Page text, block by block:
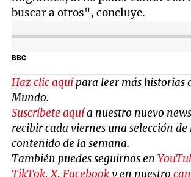
buscar a otros", concluye.
BBC
Haz clic aquípara leer más historias
Mundo.
Suscríbete aquía nuestro nuevo
recibir cada viernes una selección
contenido de la semana.
También puedes seguirnos en
TikTok, X, Facebooky en nuestro